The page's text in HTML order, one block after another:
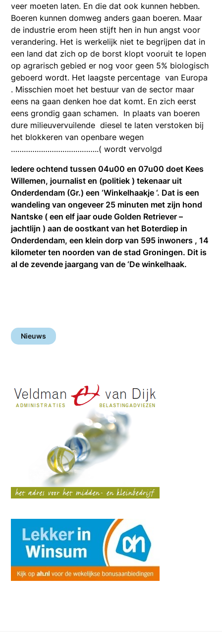
veer moeten laten. En die dat ook kunnen hebben.
Boeren kunnen domweg anders gaan boeren. Maar
de industrie erom heen stijft hen in hun angst voor
verandering. Het is werkelijk niet te begrijpen dat in
een land dat zich op de borst klopt vooruit te lopen
op agrarisch gebied er nog voor geen 5% biologisch
geboerd wordt. Het laagste percentage van Europa
. Misschien moet het bestuur van de sector maar
eens na gaan denken hoe dat komt. En zich eerst
eens grondig gaan schamen. In plaats van boeren
dure milieuvervuilende diesel te laten verstoken bij
het blokkeren van openbare wegen
…………………………………..( wordt vervolgd
Iedere ochtend tussen 04u00 en 07u00 doet Kees
Willemen, journalist en (politiek ) tekenaar uit
Onderdendam (Gr.) een ‘Winkelhaakje ‘. Dat is een
wandeling van ongeveer 25 minuten met zijn hond
Nantske ( een elf jaar oude Golden Retriever –
jachtlijn ) aan de oostkant van het Boterdiep in
Onderdendam, een klein dorp van 595 inwoners , 14
kilometer ten noorden van de stad Groningen. Dit is
al de zevende jaargang van de ‘De winkelhaak.
Nieuws